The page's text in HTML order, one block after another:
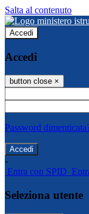
Salta al contenuto
Accedi
Accedi
button close ×
Password
-
Entra con SPID
Seleziona utente